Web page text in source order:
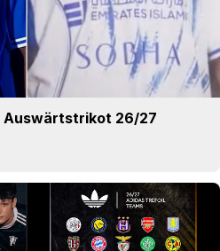
Auswärtstrikot 26/27